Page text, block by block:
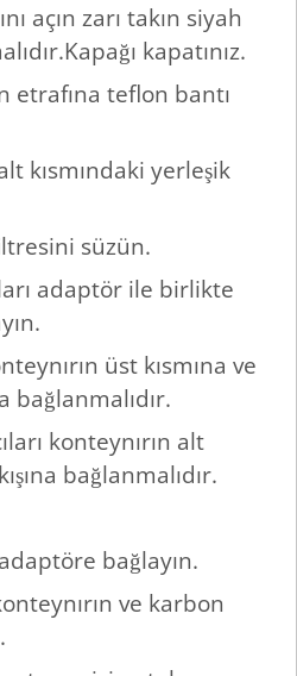
açın zarı takın siyah
kapatınız.
etrafına teflon bantı
kısmındaki yerleşik
süzün.
adaptör ile birlikte
üst kısmına ve
bağlanmalıdır.
konteynırın alt
bağlanmalıdır.
bağlayın.
ve karbon